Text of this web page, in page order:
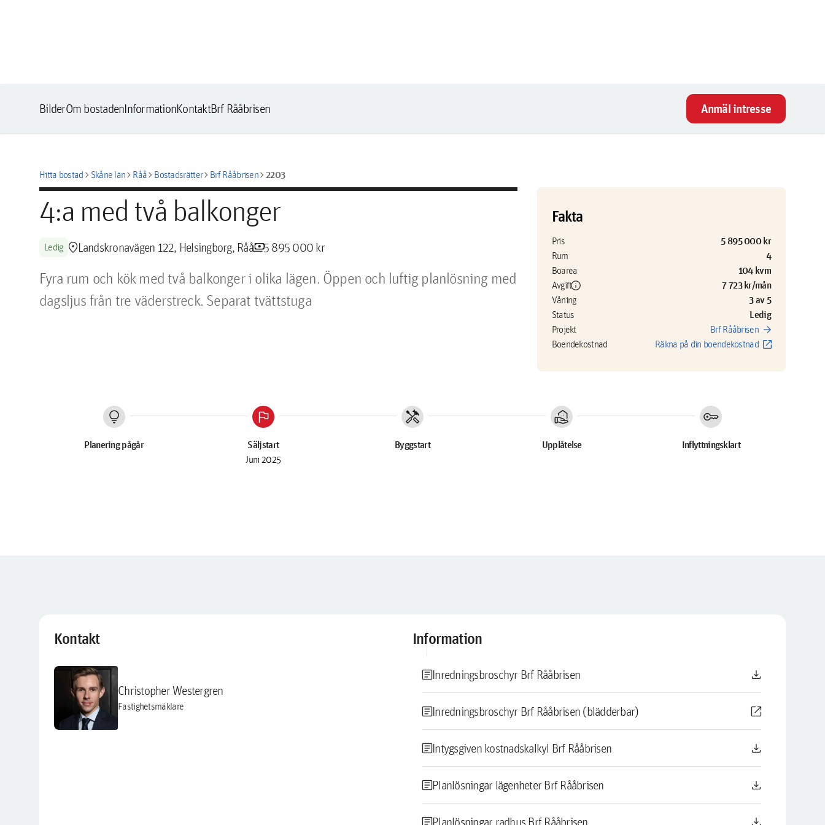
BilderOm bostadenInformationKontaktBrf Rååbrisen Anmäl intresse
Hitta bostadchevron_rightSkåne länchevron_rightRååchevron_rightBostadsrätterchevron_rightBrf Rååbrisenchevron_right2203
4:a med två balkonger
Ledig location_pinLandskronavägen 122, Helsingborg, Rååpayments5 895 000 kr
Fyra rum och kök med två balkonger i olika lägen. Öppen och luftig planlösning med
dagsljus från tre väderstreck. Separat tvättstuga
Fakta
Pris 5 895 000 kr
Rum 4
Boarea 104 kvm
Avgiftinfo 7 723 kr/mån
Våning 3 av 5
Status Ledig
Projekt Brf Rååbrisen arrow_forward
Boendekostnad Räkna på din boendekostnad open_in_new
lightbulb
Planering pågår
flag
Säljstart
Juni 2025
handyman
Byggstart
real_estate_agent
Upplåtelse
key
Inflyttningsklart
Kontakt
Christopher Westergren
Fastighetsmäklare
Information
articleInredningsbroschyr Brf Rååbrisen download
articleInredningsbroschyr Brf Rååbrisen (blädderbar) open_in_new
articleIntygsgiven kostnadskalkyl Brf Rååbrisen download
articlePlanlösningar lägenheter Brf Rååbrisen download
Planlösningar radhus Brf Rååbrisen